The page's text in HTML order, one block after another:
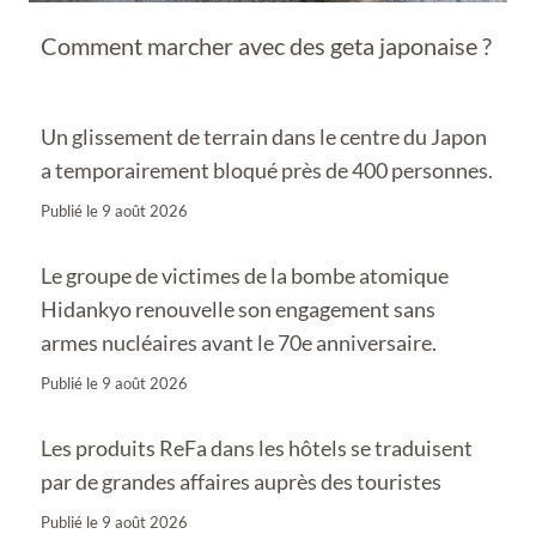
Comment marcher avec des geta japonaise ?
Un glissement de terrain dans le centre du Japon
a temporairement bloqué près de 400 personnes.
Publié le 9 août 2026
Le groupe de victimes de la bombe atomique
Hidankyo renouvelle son engagement sans
armes nucléaires avant le 70e anniversaire.
Publié le 9 août 2026
Les produits ReFa dans les hôtels se traduisent
par de grandes affaires auprès des touristes
Publié le 9 août 2026